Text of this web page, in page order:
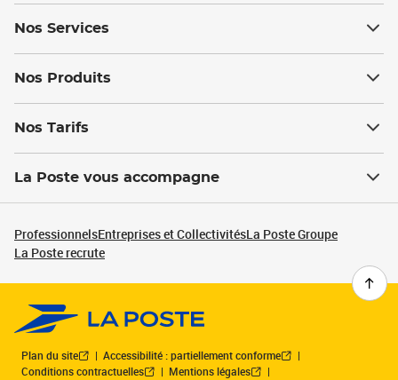
Nos Services
Nos Produits
Nos Tarifs
La Poste vous accompagne
ProfessionnelsEntreprises et CollectivitésLa Poste Groupe
La Poste recrute
Plan du site
Accessibilité : partiellement conforme
Conditions contractuelles
Mentions légales